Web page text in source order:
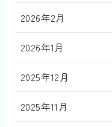
2026年2月
2026年1月
2025年12月
2025年11月